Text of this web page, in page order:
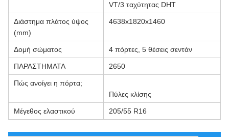
VT/3 ταχύτητας DHT
Διάστημα πλάτος ύψος
(mm)
4638x1820x1460
Δομή σώματος 4 πόρτες, 5 θέσεις σεντάν
ΠΑΡΑΣΤΗΜΑΤΑ 2650
Πώς ανοίγει η πόρτα;
Πύλες κλίσης
Μέγεθος ελαστικού 205/55 R16